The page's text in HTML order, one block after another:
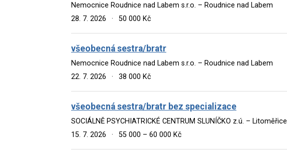
Nemocnice Roudnice nad Labem s.r.o. – Roudnice nad Labem
28. 7. 2026
· 50 000 Kč
všeobecná sestra/bratr
Nemocnice Roudnice nad Labem s.r.o. – Roudnice nad Labem
22. 7. 2026
· 38 000 Kč
všeobecná sestra/bratr bez specializace
SOCIÁLNĚ PSYCHIATRICKÉ CENTRUM SLUNÍČKO z.ú. – Litoměřice
15. 7. 2026
· 55 000 – 60 000 Kč